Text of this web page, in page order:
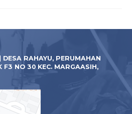
RAHAYU, PERUMAHAN
F3 NO 30 KEC. MARGAASIH,